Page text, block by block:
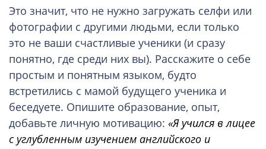
Это значит, что не нужно загружать селфи или
фотографии с другими людьми, если только
это не ваши счастливые ученики (и сразу
понятно, где среди них вы). Расскажите о себе
простым и понятным языком, будто
встретились с мамой будущего ученика и
беседуете. Опишите образование, опыт,
добавьте личную мотивацию: «Я учился в лицее
с углубленным изучением английского и